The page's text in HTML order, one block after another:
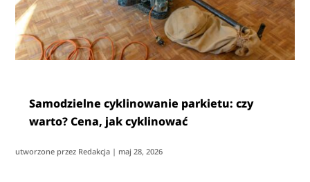
Samodzielne cyklinowanie parkietu: czy
warto? Cena, jak cyklinować
utworzone przez Redakcja | maj 28, 2026